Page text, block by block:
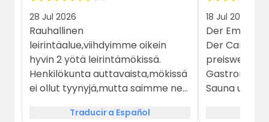
28 Jul 2026
Rauhallinen
leirintäalue,viihdyimme oikein
hyvin 2 yötä leirintämökissä.
Henkilökunta auttavaista,mökissä
ei ollut tyynyjä,mutta saimme ne
tyynynpäälliset. En osaa sanoa
Traducir a Español
18 Jul 2026
Der
Der
preiswert
Sauna uvm.